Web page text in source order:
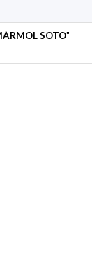
SOTO"